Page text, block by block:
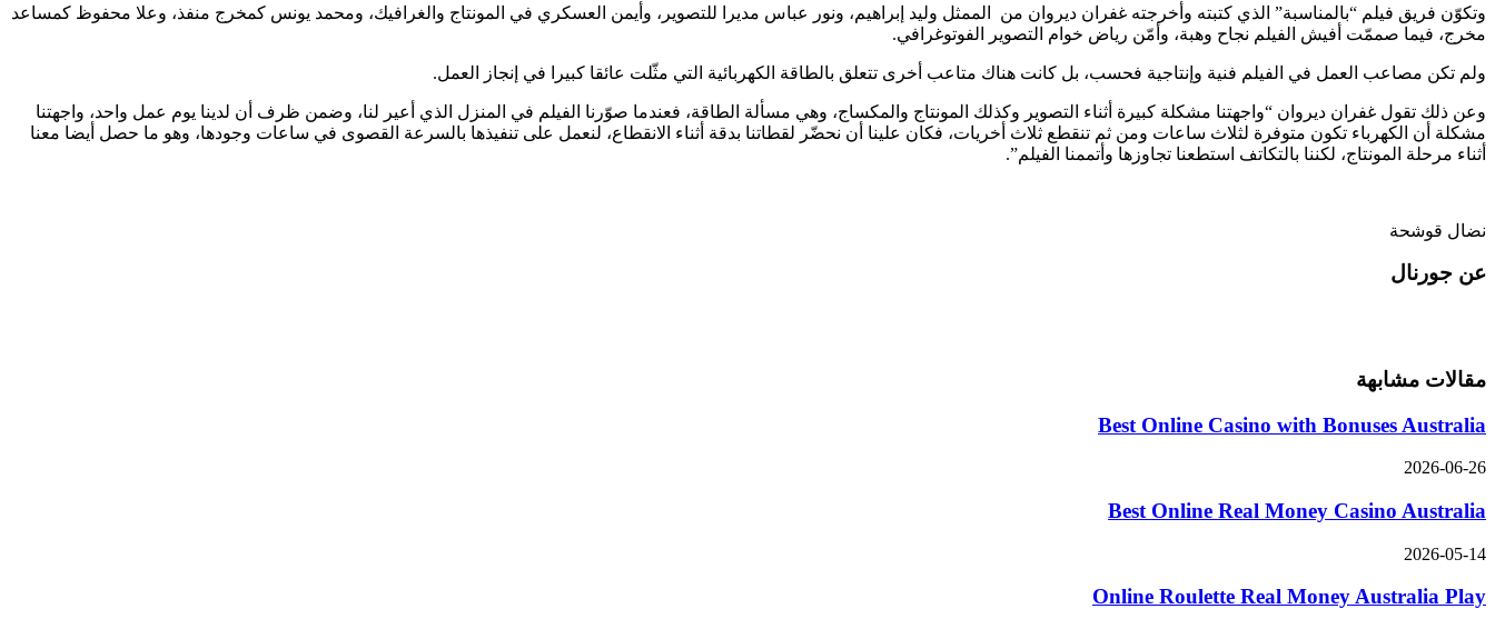
وتكوّن فريق فيلم “بالمناسبة” الذي كتبته وأخرجته غفران ديروان من الممثل وليد إبراهيم، ونور عباس مديرا للتصوير، وأيمن العسكري في المونتاج والغرافيك، ومحمد يونس كمخرج منفذ، وعلا محفوظ كمساعد
مخرج، فيما صممّت أفيش الفيلم نجاح وهبة، وأمّن رياض خوام التصوير الفوتوغرافي.
ولم تكن مصاعب العمل في الفيلم فنية وإنتاجية فحسب، بل كانت هناك متاعب أخرى تتعلق بالطاقة الكهربائية التي مثّلت عائقا كبيرا في إنجاز العمل.
وعن ذلك تقول غفران ديروان “واجهتنا مشكلة كبيرة أثناء التصوير وكذلك المونتاج والمكساج، وهي مسألة الطاقة، فعندما صوّرنا الفيلم في المنزل الذي أعير لنا، وضمن ظرف أن لدينا يوم عمل واحد، واجهتنا
مشكلة أن الكهرباء تكون متوفرة لثلاث ساعات ومن ثم تنقطع ثلاث أخريات، فكان علينا أن نحضّر لقطاتنا بدقة أثناء الانقطاع، لنعمل على تنفيذها بالسرعة القصوى في ساعات وجودها، وهو ما حصل أيضا معنا
أثناء مرحلة المونتاج، لكننا بالتكاتف استطعنا تجاوزها وأتممنا الفيلم”.
نضال قوشحة
عن جورنال
مقالات مشابهة
Best Online Casino with Bonuses Australia
2026-06-26
Best Online Real Money Casino Australia
2026-05-14
Online Roulette Real Money Australia Play